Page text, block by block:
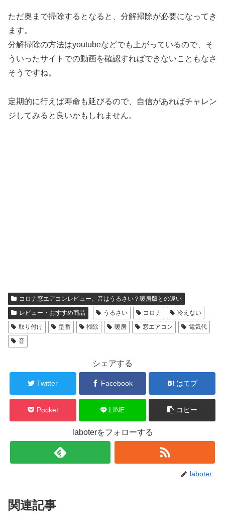
ただ奥まで掃除するとなると、分解掃除が必要になってき
ます。
分解掃除の方法はyoutubeなどでも上がっているので、そ
ういったサイトでの動画を確認すればできないこともなさ
そうですね。
定期的に行えば寿命も延びるので、自信があればチャレン
ジしてみると良いかもしれません。
コロナ窓エアコンレビュー。音はうるさい？暖房版との違い
レビュー・おすすめ商品
うるさい コロナ
冷えない
取り付け
型番 掃除 暖房 窓エアコン
電気代
音
シェアする
Twitter Facebook はてブ
Pocket LINE コピー
laboterをフォローする
laboter
関連記事